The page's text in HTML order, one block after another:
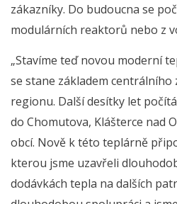
zákazníky. Do budoucna se
modulárních reaktorů nebo z
„Stavíme teď novou moderní
se stane základem
regionu. Další desítky let
do Chomutova, Klášterce nad
obcí. Nově k této teplárně
kterou jsme uzavřeli
dodávkách tepla na dalších